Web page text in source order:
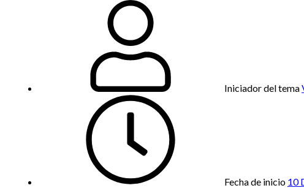
Iniciador del tema
Fecha de inicio 10